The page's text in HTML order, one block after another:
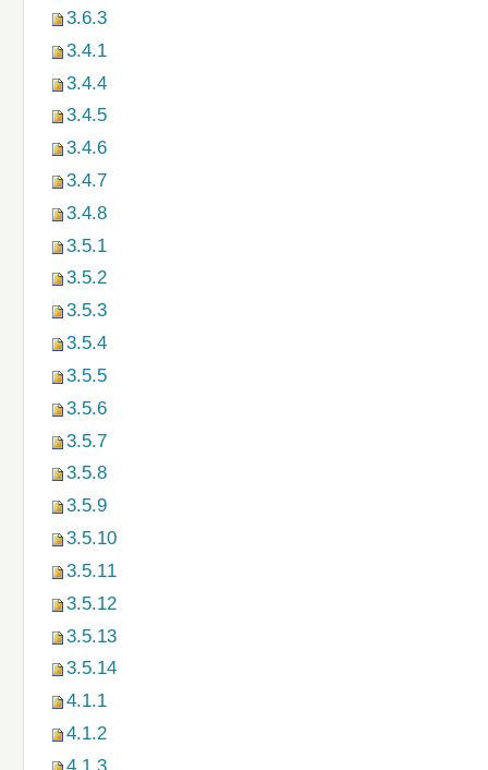
3.6.3
3.4.1
3.4.4
3.4.5
3.4.6
3.4.7
3.4.8
3.5.1
3.5.2
3.5.3
3.5.4
3.5.5
3.5.6
3.5.7
3.5.8
3.5.9
3.5.10
3.5.11
3.5.12
3.5.13
3.5.14
4.1.1
4.1.2